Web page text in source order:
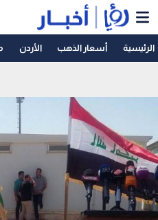
الرئيسية أسعار الذهب الأردن